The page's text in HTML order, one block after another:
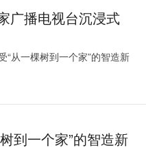
广播电视台沉浸式
“从一棵树到一个家”的智造新
到一个家”的智造新